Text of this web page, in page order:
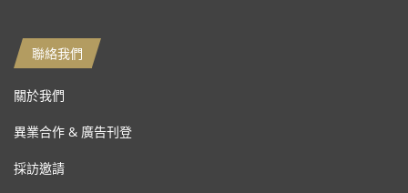
聯絡我們
關於我們
異業合作 & 廣告刊登
採訪邀請